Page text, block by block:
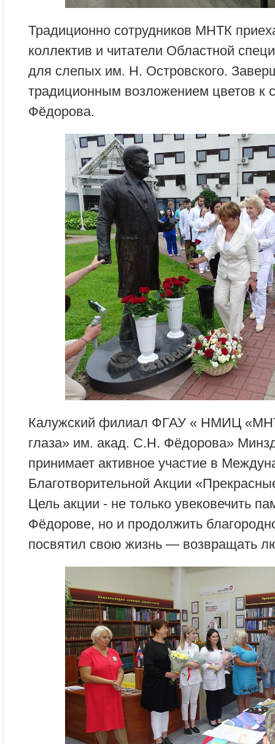
Традиционно сотрудников МНТК
коллектив и читатели Областной
для слепых им. Н. Островского.
традиционным возложением цветов к
Фёдорова.
Калужский филиал ФГАУ « НМИЦ
глаза» им. акад. С.Н. Фёдорова»
принимает активное участие в
Благотворительной Акции
Цель акции - не только увековечить
Фёдорове, но и продолжить
посвятил свою жизнь — возвращать